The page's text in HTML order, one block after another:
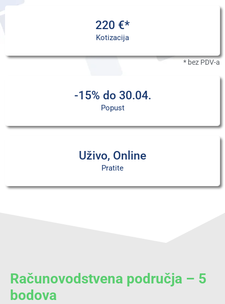
220 €*
Kotizacija
* bez PDV-a
-15% do 30.04.
Popust
Uživo, Online
Pratite
Računovodstvena područja – 5
bodova